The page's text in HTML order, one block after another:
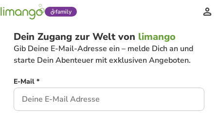
family
Dein Zugang zur Welt von limango
Gib Deine E-Mail-Adresse ein – melde Dich an und
starte Dein Abenteuer mit exklusiven Angeboten.
E-Mail *